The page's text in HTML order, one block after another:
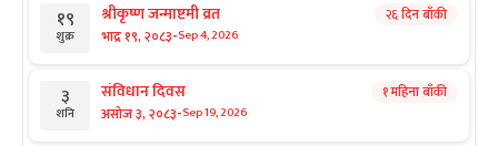
१९
शुक्र
श्रीकृष्ण जन्माष्टमी व्रत
भाद्र १९, २०८३-Sep 4, 2026
२६ दिन बाँकी
३
शनि
संविधान दिवस
असोज ३, २०८३-Sep 19, 2026
१ महिना बाँकी